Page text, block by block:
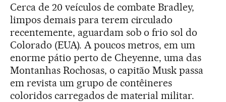
Cerca de 20 veículos de combate Bradley,
limpos demais para terem circulado
recentemente, aguardam sob o frio sol do
Colorado (EUA). A poucos metros, em um
enorme pátio perto de Cheyenne, uma das
Montanhas Rochosas, o capitão Musk passa
em revista um grupo de contêineres
coloridos carregados de material militar.